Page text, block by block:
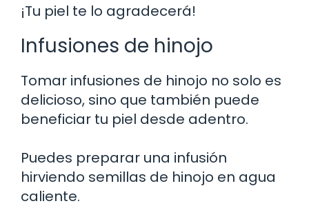
¡Tu piel te lo agradecerá!
Infusiones de hinojo
Tomar infusiones de hinojo no solo es
delicioso, sino que también puede
beneficiar tu piel desde adentro.
Puedes preparar una infusión
hirviendo semillas de hinojo en agua
caliente.